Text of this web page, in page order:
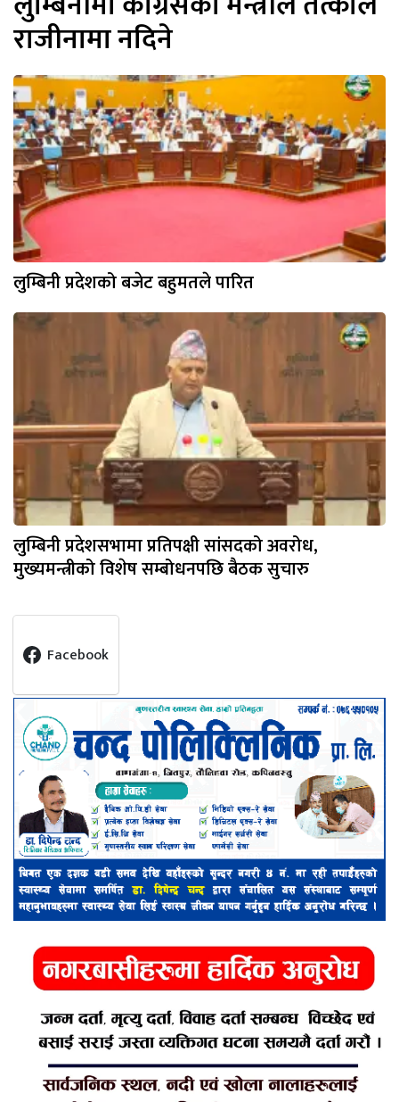
राजीनामा नदिने
लुम्बिनी प्रदेशको बजेट बहुमतले पारित
लुम्बिनी प्रदेशसभामा प्रतिपक्षी सांसदको अवरोध,
मुख्यमन्त्रीको विशेष सम्बोधनपछि बैठक सुचारु
Facebook